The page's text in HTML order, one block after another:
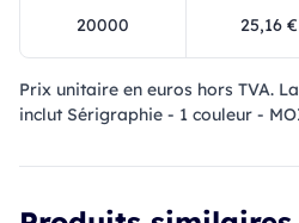
20000 25,16 €
Prix ​​unitaire en euros hors TVA.
inclut Sérigraphie - 1 couleur -